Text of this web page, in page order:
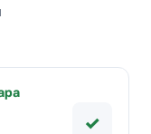
✓